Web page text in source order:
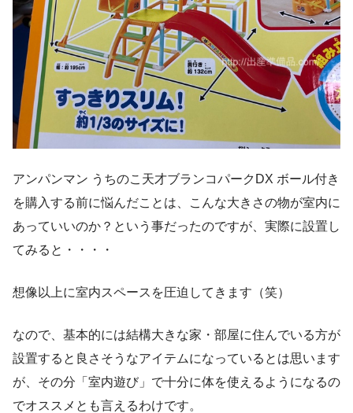
アンパンマン うちのこ天才ブランコパークDX ボール付き
を購入する前に悩んだことは、こんな大きさの物が室内に
あっていいのか？という事だったのですが、実際に設置し
てみると・・・・
想像以上に室内スペースを圧迫してきます（笑）
なので、基本的には結構大きな家・部屋に住んでいる方が
設置すると良さそうなアイテムになっているとは思います
が、その分「室内遊び」で十分に体を使えるようになるの
でオススメとも言えるわけです。